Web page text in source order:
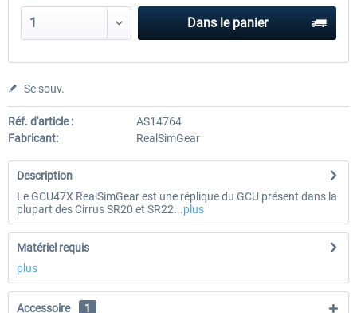
Dans le panier
Se souv.
Réf. d'article :
AS14764
Fabricant:
RealSimGear
Description
Le GCU47X RealSimGear est une réplique du GCU présent dans la
plupart des Cirrus SR20 et SR22...plus
Matériel requis
plus
Accessoire 1